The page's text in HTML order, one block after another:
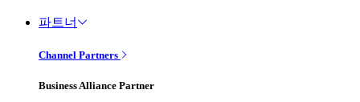
파트너
Channel Partners
Business Alliance Partner